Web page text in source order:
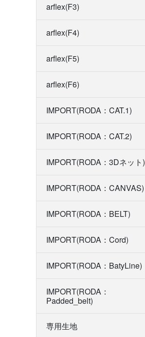
arflex(F3)
arflex(F4)
arflex(F5)
arflex(F6)
IMPORT(RODA：CAT.1)
IMPORT(RODA：CAT.2)
IMPORT(RODA：3Dネット)
IMPORT(RODA：CANVAS)
IMPORT(RODA：BELT)
IMPORT(RODA：Cord)
IMPORT(RODA：BatyLine)
IMPORT(RODA：
Padded_belt)
専用生地